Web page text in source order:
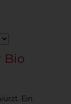
Bio
Ein